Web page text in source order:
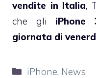
vendite in Italia,
che gli iPhone
giornata di
Categorie
iPhone, News